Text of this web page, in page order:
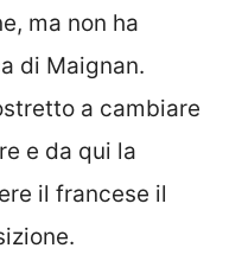
ma non ha
di Maignan.
a cambiare
e da qui la
il francese il